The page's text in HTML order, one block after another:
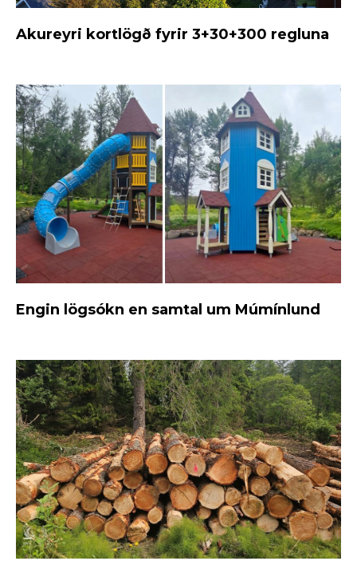
Akureyri kortlögð fyrir 3+30+300 regluna
Engin lögsókn en samtal um Múmínlund